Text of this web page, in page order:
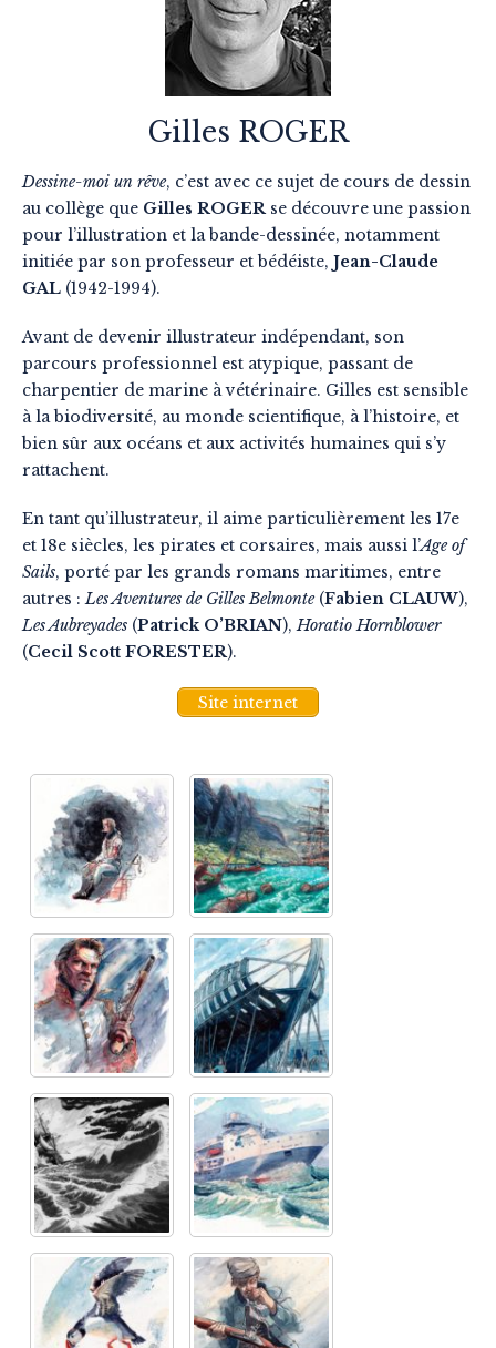
Gilles ROGER
Dessine-moi un rêve, c’est avec ce sujet de cours de dessin
au collège que Gilles ROGERse découvre une passion
pour l’illustration et la bande-dessinée, notamment
initiée par son professeur et bédéiste, Jean-Claude
GAL (1942-1994).
Avant de devenir illustrateur indépendant, son
parcours professionnel est atypique, passant de
charpentier de marine à vétérinaire. Gilles est sensible
à la biodiversité, au monde scientifique, à l’histoire, et
bien sûr aux océans et aux activités humaines qui s’y
rattachent.
En tant qu’illustrateur, il aime particulièrement les 17e
et 18e siècles, les pirates et corsaires, mais aussi l’Age of
Sails, porté par les grands romans maritimes, entre
autres :Les Aventures de Gilles Belmonte(Fabien CLAUW),
Les Aubreyades (Patrick O’BRIAN),Horatio Hornblower
(Cecil Scott FORESTER).
Site internet